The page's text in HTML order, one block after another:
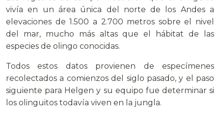
vivía en un área única del norte de los Andes a
elevaciones de 1.500 a 2.700 metros sobre el nivel
del mar, mucho más altas que el hábitat de las
especies de olingo conocidas.
Todos estos datos provienen de especímenes
recolectados a comienzos del siglo pasado, y el paso
siguiente para Helgen y su equipo fue determinar si
los olinguitos todavía viven en la jungla.